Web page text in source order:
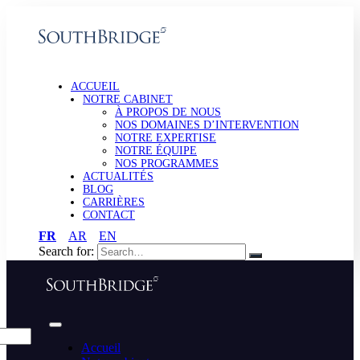
ACCUEIL
NOTRE CABINET
À PROPOS DE NOUS
NOS DOMAINES D’INTERVENTION
NOTRE EXPERTISE
NOTRE ÉQUIPE
NOS PROGRAMMES
ACTUALITÉS
BLOG
CARRIÈRES
CONTACT
FR AR
EN
Search for:
Accueil